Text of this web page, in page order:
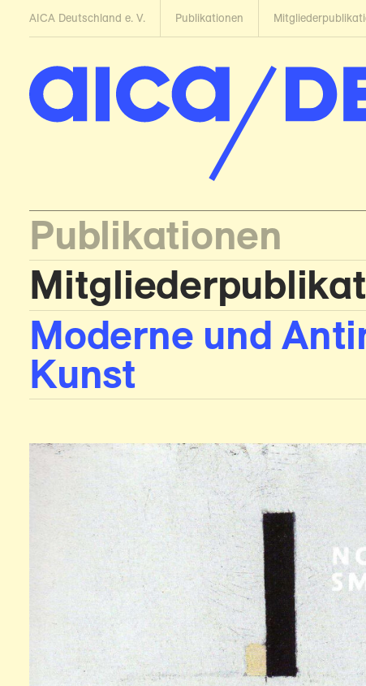
Publikationen
Moderne und
Kunst
AICA Deutschland e. V. Publikationen